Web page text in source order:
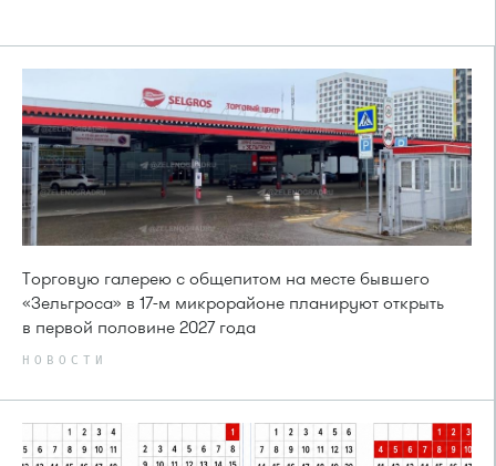
Торговую галерею с общепитом на месте бывшего
«Зельгроса» в 17-м микрорайоне планируют открыть
в первой половине 2027 года
НОВОСТИ